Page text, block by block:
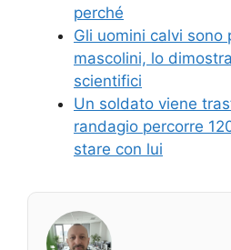
perché
Gli uomini calvi sono
mascolini, lo
scientifici
Un soldato viene
randagio percorre
stare con lui